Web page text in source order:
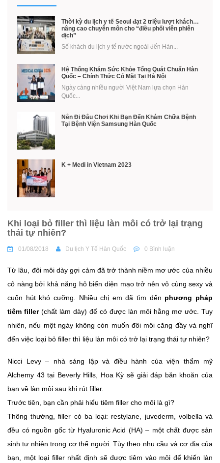
Thời kỳ du lịch y tế Seoul đạt 2 triệu lượt khách…
nâng cao chuyên môn cho “điều phối viên phiên
dịch”
Số khách du lịch y tế nước ngoài đến Hàn...
Hệ Thống Khám Sức Khỏe Tổng Quát Chuẩn Hàn
Quốc – Chính Thức Có Mặt Tại Hà Nội
Ngày càng nhiều người Việt Nam lựa chọn Hàn
Quốc...
Nên Đi Đâu Chơi Khi Bạn Đến Khám Chữa Bệnh
Tại Bệnh Viện Samsung Hàn Quốc
K + Medi in Vietnam 2023
Khi loại bỏ filler thì liệu làn môi có trở lại trạng
thái tự nhiên?
01/08/2018 Du lịch Y Tế Hàn Quốc 0 Bình luận
Từ lâu, đôi môi dày gợi cảm đã trở thành niềm mơ ước của nhiều
cô nàng bởi khả năng hô biến diện mạo trở nên vô cùng sexy và
cuốn hút khó cưỡng. Nhiều chị em đã tìm đến phương pháp
tiêm filler(chất làm dày) để có được làn môi hằng mơ ước. Tuy
nhiên, nếu một ngày không còn muốn đôi môi căng đầy và nghĩ
đến việc loại bỏ filler thì liệu làn môi có trở lại trạng thái tự nhiên?
Nicci Levy – nhà sáng lập và điều hành của viện thẩm mỹ
Alchemy 43 tại Beverly Hills, Hoa Kỳ sẽ giải đáp băn khoăn của
bạn về làn môi sau khi rút filler.
Trước tiên, bạn cần phải hiểu tiêm filler cho môi là gì?
Thông thường, filler có ba loại: restylane, juvederm, volbella và
đều có nguồn gốc từ Hyaluronic Acid (HA) – một chất được sản
sinh tự nhiên trong cơ thể người. Tùy theo nhu cầu và cơ địa của
bạn, một loại filler nhất định sẽ được tiêm vào môi để khiến làn